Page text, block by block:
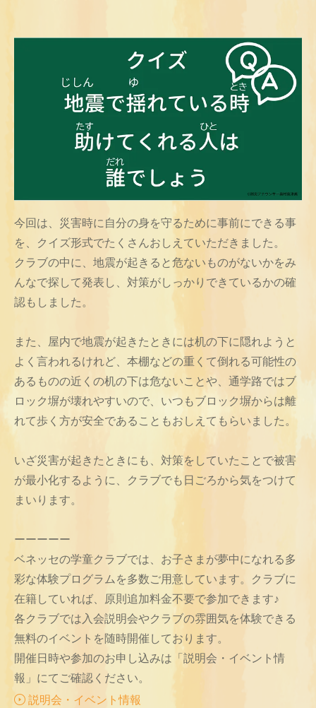
今回は、災害時に自分の身を守るために事前にできる事
を、クイズ形式でたくさんおしえていただきました。
クラブの中に、地震が起きると危ないものがないかをみ
んなで探して発表し、対策がしっかりできているかの確
認もしました。
また、屋内で地震が起きたときには机の下に隠れようと
よく言われるけれど、本棚などの重くて倒れる可能性の
あるものの近くの机の下は危ないことや、通学路ではブ
ロック塀が壊れやすいので、いつもブロック塀からは離
れて歩く方が安全であることもおしえてもらいました。
いざ災害が起きたときにも、対策をしていたことで被害
が最小化するように、クラブでも日ごろから気をつけて
まいります。
ーーーーー
ベネッセの学童クラブでは、お子さまが夢中になれる多
彩な体験プログラムを多数ご用意しています。クラブに
在籍していれば、原則追加料金不要で参加できます♪
各クラブでは入会説明会やクラブの雰囲気を体験できる
無料のイベントを随時開催しております。
開催日時や参加のお申し込みは「説明会・イベント情
報」にてご確認ください。
説明会・イベント情報